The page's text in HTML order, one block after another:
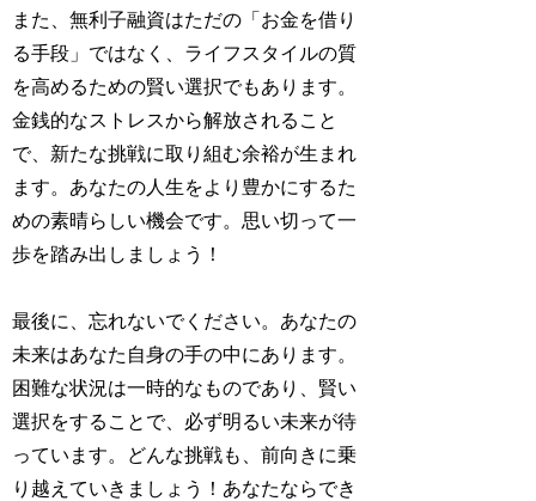
また、無利子融資はただの「お金を借り
る手段」ではなく、ライフスタイルの質
を高めるための賢い選択でもあります。
金銭的なストレスから解放されること
で、新たな挑戦に取り組む余裕が生まれ
ます。あなたの人生をより豊かにするた
めの素晴らしい機会です。思い切って一
歩を踏み出しましょう！
最後に、忘れないでください。あなたの
未来はあなた自身の手の中にあります。
困難な状況は一時的なものであり、賢い
選択をすることで、必ず明るい未来が待
っています。どんな挑戦も、前向きに乗
り越えていきましょう！あなたならでき